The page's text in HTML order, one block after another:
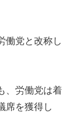
働党と改称し
、労働党は着
席を獲得し